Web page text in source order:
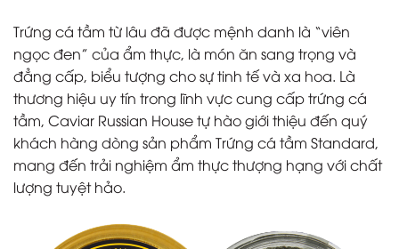
Trứng cá tầm từ lâu đã được mệnh danh là “viên
ngọc đen” của ẩm thực, là món ăn sang trọng và
đẳng cấp, biểu tượng cho sự tinh tế và xa hoa. Là
thương hiệu uy tín trong lĩnh vực cung cấp trứng cá
tầm, Caviar Russian House tự hào giới thiệu đến quý
khách hàng dòng sản phẩm Trứng cá tầm Standard,
mang đến trải nghiệm ẩm thực thượng hạng với chất
lượng tuyệt hảo.